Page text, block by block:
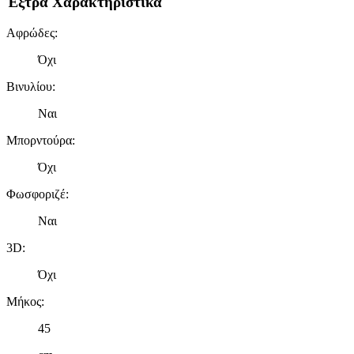
δικτύωσης, διαφημίσεων και ανάλυσης.
Αφρώδες:
Όχι
Βινυλίου:
Ναι
Μπορντούρα:
Όχι
Φωσφοριζέ:
Ναι
3D:
Όχι
Μήκος:
45